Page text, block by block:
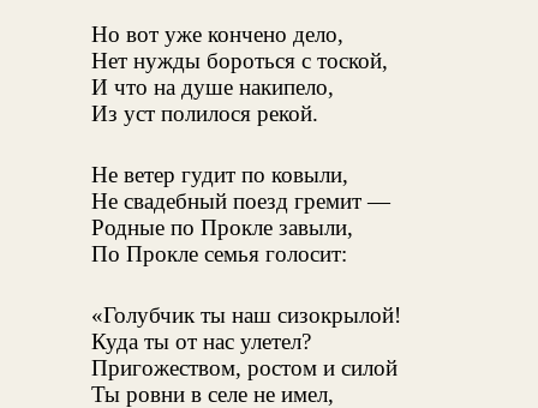
Но вот уже кончено дело,
Нет нужды бороться с тоской,
И что на душе накипело,
Из уст полилося рекой.
Не ветер гудит по ковыли,
Не свадебный поезд гремит —
Родные по Прокле завыли,
По Прокле семья голосит:
«Голубчик ты наш сизокрылой!
Куда ты от нас улетел?
Пригожеством, ростом и силой
Ты ровни в селе не имел,